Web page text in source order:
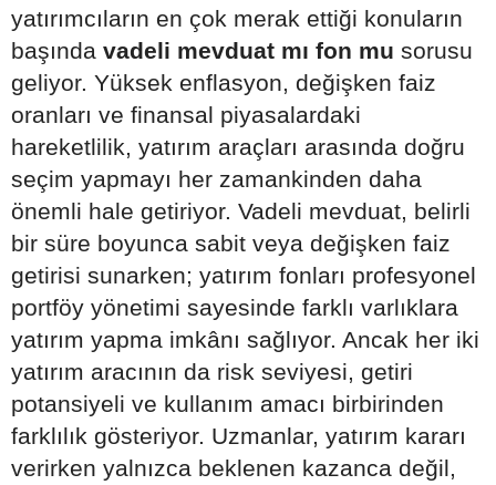
yatırımcıların en çok merak ettiği konuların
başında vadeli mevduat mı fon mu sorusu
geliyor. Yüksek enflasyon, değişken faiz
oranları ve finansal piyasalardaki
hareketlilik, yatırım araçları arasında doğru
seçim yapmayı her zamankinden daha
önemli hale getiriyor. Vadeli mevduat, belirli
bir süre boyunca sabit veya değişken faiz
getirisi sunarken; yatırım fonları profesyonel
portföy yönetimi sayesinde farklı varlıklara
yatırım yapma imkânı sağlıyor. Ancak her iki
yatırım aracının da risk seviyesi, getiri
potansiyeli ve kullanım amacı birbirinden
farklılık gösteriyor. Uzmanlar, yatırım kararı
verirken yalnızca beklenen kazanca değil,